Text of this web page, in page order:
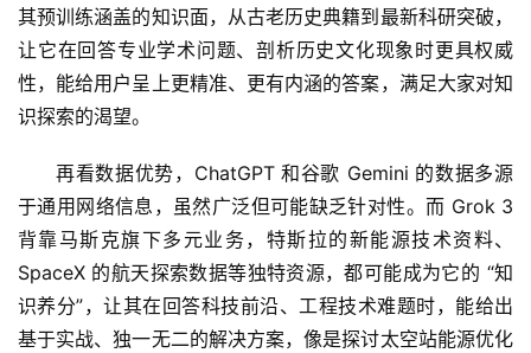
其预训练涵盖的知识面，从古老历史典籍到最新科研突破，
让它在回答专业学术问题、剖析历史文化现象时更具权威
性，能给用户呈上更精准、更有内涵的答案，满足大家对知
识探索的渴望。
再看数据优势，ChatGPT 和谷歌 Gemini 的数据多源
于通用网络信息，虽然广泛但可能缺乏针对性。而 Grok 3
背靠马斯克旗下多元业务，特斯拉的新能源技术资料、
SpaceX 的航天探索数据等独特资源，都可能成为它的 “知
识养分”，让其在回答科技前沿、工程技术难题时，能给出
基于实战、独一无二的解决方案，像是探讨太空站能源优化